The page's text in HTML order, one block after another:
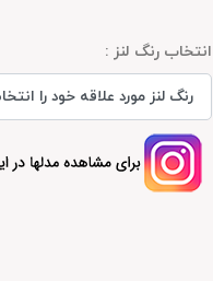
انتخاب رنگ لنز :